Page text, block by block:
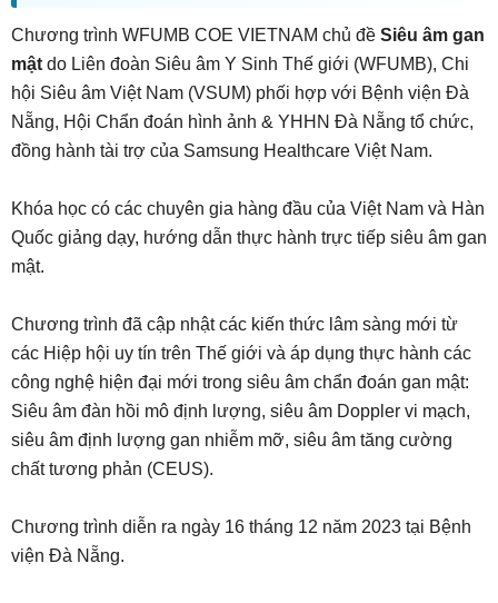
Chương trình WFUMB COE VIETNAM chủ đề Siêu âm gan
mật do Liên đoàn Siêu âm Y Sinh Thế giới (WFUMB), Chi
hội Siêu âm Việt Nam (VSUM) phối hợp với Bệnh viện Đà
Nẵng, Hội Chẩn đoán hình ảnh & YHHN Đà Nẵng tổ chức,
đồng hành tài trợ của Samsung Healthcare Việt Nam.
Khóa học có các chuyên gia hàng đầu của Việt Nam và Hàn
Quốc giảng dạy, hướng dẫn thực hành trực tiếp siêu âm gan
mật.
Chương trình đã cập nhật các kiến thức lâm sàng mới từ
các Hiệp hội uy tín trên Thế giới và áp dụng thực hành các
công nghệ hiện đại mới trong siêu âm chẩn đoán gan mật:
Siêu âm đàn hồi mô định lượng, siêu âm Doppler vi mạch,
siêu âm định lượng gan nhiễm mỡ, siêu âm tăng cường
chất tương phản (CEUS).
Chương trình diễn ra ngày 16 tháng 12 năm 2023 tại Bệnh
viện Đà Nẵng.